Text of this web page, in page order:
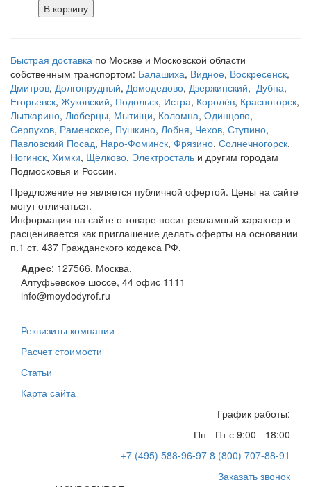
В корзину
Быстрая доставка по Москве и Московской области
собственным транспортом: Балашиха, Видное, Воскресенск,
Дмитров, Долгопрудный, Домодедово, Дзержинский, Дубна,
Егорьевск, Жуковский, Подольск, Истра, Королёв, Красногорск,
Лыткарино, Люберцы, Мытищи, Коломна, Одинцово,
Серпухов, Раменское, Пушкино, Лобня, Чехов, Ступино,
Павловский Посад, Наро-Фоминск, Фрязино, Солнечногорск,
Ногинск, Химки, Щёлково, Электросталь и другим городам
Подмосковья и России.
Предложение не является публичной офертой. Цены на сайте
могут отличаться.
Информация на сайте о товаре носит рекламный характер и
расценивается как приглашение делать оферты на основании
п.1 ст. 437 Гражданского кодекса РФ.
Адрес: 127566, Москва,
Алтуфьевское шоссе, 44 офис 1111
info@moydodyrof.ru
Реквизиты компании
Расчет стоимости
Статьи
Карта сайта
График работы:
Пн - Пт с 9:00 - 18:00
+7 (495) 588-96-97 8 (800) 707-88-91
Заказать звонок